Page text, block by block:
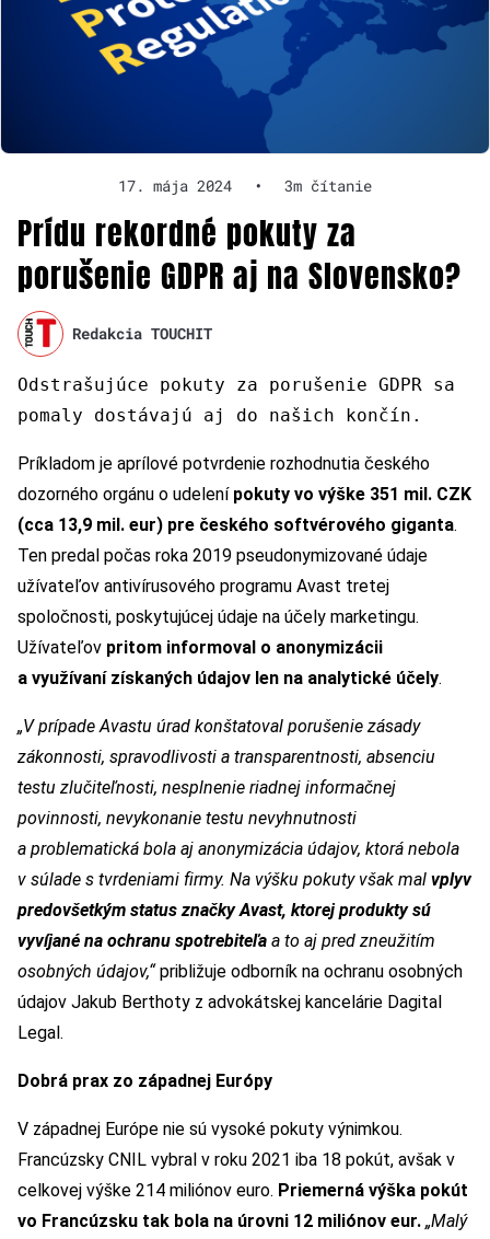
17. mája 2024 • 3m čítanie
Prídu rekordné pokuty za
porušenie GDPR aj na Slovensko?
Redakcia TOUCHIT
Odstrašujúce pokuty za porušenie GDPR sa
pomaly dostávajú aj do našich končín.
Príkladom je aprílové potvrdenie rozhodnutia českého
dozorného orgánu o udelení pokuty vo výške 351 mil. CZK
(cca 13,9 mil. eur) pre českého softvérového giganta.
Ten predal počas roka 2019 pseudonymizované údaje
užívateľov antivírusového programu Avast tretej
spoločnosti, poskytujúcej údaje na účely marketingu.
Užívateľov pritom informoval o anonymizácii
a využívaní získaných údajov len na analytické účely.
„V prípade Avastu úrad konštatoval porušenie zásady
zákonnosti, spravodlivosti a transparentnosti, absenciu
testu zlučiteľnosti, nesplnenie riadnej informačnej
povinnosti, nevykonanie testu nevyhnutnosti
a problematická bola aj anonymizácia údajov, ktorá nebola
v súlade s tvrdeniami firmy. Na výšku pokuty však mal vplyv
predovšetkým status značky Avast, ktorej produkty sú
vyvíjané na ochranu spotrebiteľa a to aj pred zneužitím
osobných údajov,“približuje odborník na ochranu osobných
údajov Jakub Berthoty z advokátskej kancelárie Dagital
Legal.
Dobrá prax zo západnej Európy
V západnej Európe nie sú vysoké pokuty výnimkou.
Francúzsky CNIL vybral v roku 2021 iba 18 pokút, avšak v
celkovej výške 214 miliónov euro. Priemerná výška pokút
vo Francúzsku tak bola na úrovni 12 miliónov eur. „Malý